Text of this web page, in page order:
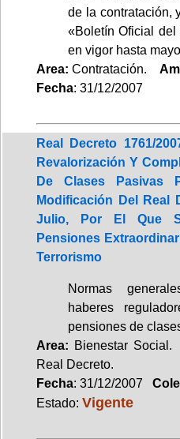
de la contratación,
«Boletín Oficial del
en vigor hasta
Area: Contratación.
Fecha: 31/12/2007
Real Decreto 1761/
Revalorización Y
De Clases
Modificación Del Real
Julio, Por El Que
Pensiones
Terrorismo
Normas
haberes
pensiones de
Area: Bienestar
Real Decreto.
Fecha: 31/12/2007
Estado: Vigente